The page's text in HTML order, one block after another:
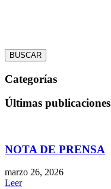
BUSCAR
Categorías
Últimas publicaciones
NOTA DE PRENSA
marzo 26, 2026
Leer